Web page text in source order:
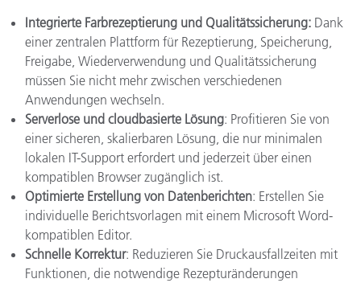
Integrierte Farbrezeptierung und Qualitätssicherung: Dank
einer zentralen Plattform für Rezeptierung, Speicherung,
Freigabe, Wiederverwendung und Qualitätssicherung
müssen Sie nicht mehr zwischen verschiedenen
Anwendungen wechseln.
Serverlose und cloudbasierte Lösung: Profitieren Sie von
einer sicheren, skalierbaren Lösung, die nur minimalen
lokalen IT-Support erfordert und jederzeit über einen
kompatiblen Browser zugänglich ist.
Optimierte Erstellung von Datenberichten: Erstellen Sie
individuelle Berichtsvorlagen mit einem Microsoft Word-
kompatiblen Editor.
Schnelle Korrektur: Reduzieren Sie Druckausfallzeiten mit
Funktionen, die notwendige Rezepturänderungen